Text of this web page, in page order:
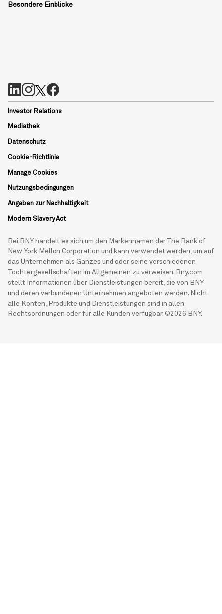
Besondere Einblicke
Investor Relations
Mediathek
Datenschutz
Cookie-Richtlinie
Manage Cookies
Nutzungsbedingungen
Angaben zur Nachhaltigkeit
Modern Slavery Act
Bei BNY handelt es sich um den Markennamen der The Bank of
New York Mellon Corporation und kann verwendet werden, um auf
das Unternehmen als Ganzes und oder seine verschiedenen
Tochtergesellschaften im Allgemeinen zu verweisen. Bny.com
stellt Informationen über Dienstleistungen bereit, die von BNY
und deren verbundenen Unternehmen angeboten werden. Nicht
alle Konten, Produkte und Dienstleistungen sind in allen
Rechtsordnungen oder für alle Kunden verfügbar. ©2026 BNY.